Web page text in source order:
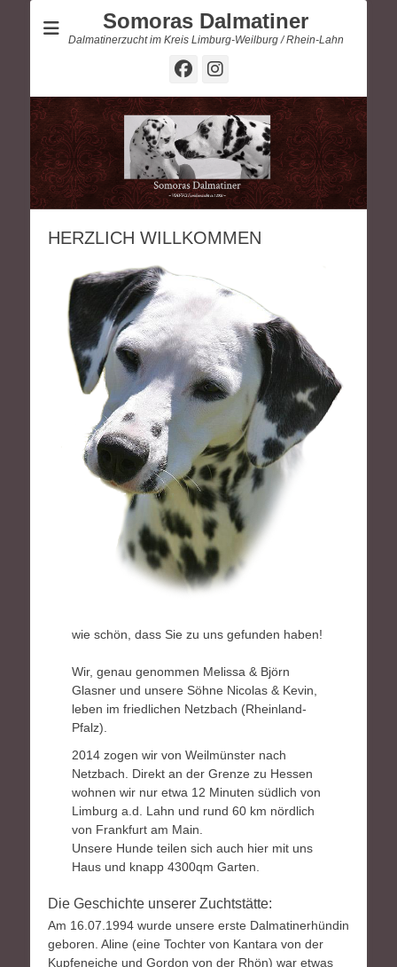
Somoras Dalmatiner
Dalmatinerzucht im Kreis Limburg-Weilburg / Rhein-Lahn
Facebook
Instagram
HERZLICH WILLKOMMEN
wie schön, dass Sie zu uns gefunden haben!
Wir, genau genommen Melissa & Björn
Glasner und unsere Söhne Nicolas & Kevin,
leben im friedlichen Netzbach (Rheinland-
Pfalz).
2014 zogen wir von Weilmünster nach
Netzbach. Direkt an der Grenze zu Hessen
wohnen wir nur etwa 12 Minuten südlich von
Limburg a.d. Lahn und rund 60 km nördlich
von Frankfurt am Main.
Unsere Hunde teilen sich auch hier mit uns
Haus und knapp 4300qm Garten.
Die Geschichte unserer Zuchtstätte:
Am 16.07.1994 wurde unsere erste Dalmatinerhündin
geboren. Aline (eine Tochter von Kantara von der
Kupfeneiche und Gordon von der Rhön) war etwas